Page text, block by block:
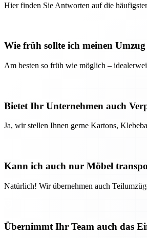
Hier finden Sie Antworten auf die
Wie früh sollte ich meinen
Am besten so früh wie möglich –
Bietet Ihr Unternehmen auch
Ja, wir stellen Ihnen gerne Kartons,
Kann ich auch nur Möbel
Natürlich! Wir übernehmen auch
Übernimmt Ihr Team auch das